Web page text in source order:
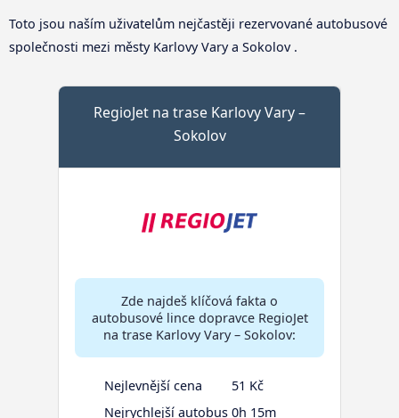
Toto jsou naším uživatelům nejčastěji rezervované autobusové
společnosti mezi městy Karlovy Vary a Sokolov .
RegioJet na trase Karlovy Vary –
Sokolov
Zde najdeš klíčová fakta o
autobusové lince dopravce RegioJet
na trase Karlovy Vary – Sokolov:
Nejlevnější cena
51 Kč
Nejrychlejší autobus 0h 15m